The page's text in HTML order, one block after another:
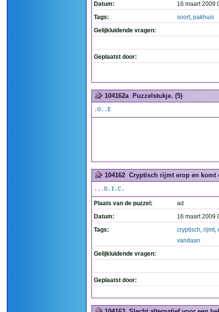
Datum:
16 maart 2009
Tags:
soort, pakhuis
Gelijkluidende vragen:
Geplaatst door:
104162a Puzzelstukje. (5)
.O..E
104162 Cryptisch rijmt erop en komt
...D.I.C.
Plaats van de puzzel:
ad
Datum:
16 maart 2009
Tags:
cryptisch, rijmt,
vandaan
Gelijkluidende vragen:
Geplaatst door: